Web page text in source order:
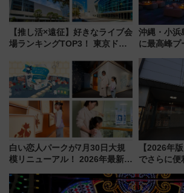
【推し活×遠征】好きなライブ会
場ランキングTOP3！ 東京ドー
由と交通アクセス術、ライブ会
場に何を求める？
沖縄・小浜
に最高峰プ
美旅「何も
してみない
白い恋人パークが7月30日大規
模リニューアル！ 2026年最新の
と料金・アクセスを徹底解説
【2026年
でさらに便
今年も発売